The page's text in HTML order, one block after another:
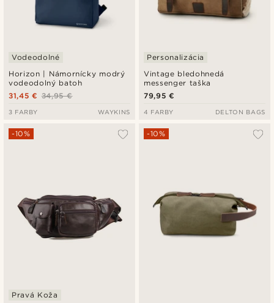
Horizon | Námornícky modrý
vodeodolný batoh
Vodeodolné
34,95 €
31,45 €
3 FARBY WAYKINS
Vintage bledohnedá
messenger taška
Personalizácia
79,95 €
4 FARBY DELTON BAGS
-10%
Pravá Koža
-10%